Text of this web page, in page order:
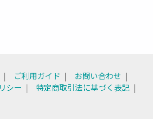
ご利用ガイド
お問い合わせ
シー
特定商取引法に基づく表記